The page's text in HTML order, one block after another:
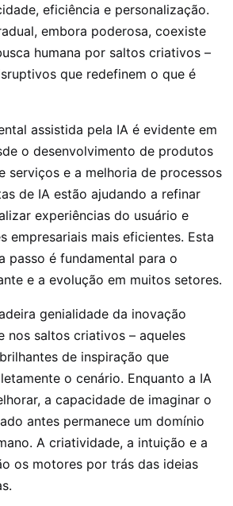
eficiência e personalização.
embora poderosa, coexiste
humana por saltos criativos –
que redefinem o que é
assistida pela IA é evidente em
o desenvolvimento de produtos
serviços e a melhoria de processos
de IA estão ajudando a refinar
experiências do usuário e
empresariais mais eficientes. Esta
passo é fundamental para o
e a evolução em muitos setores.
genialidade da inovação
nos saltos criativos – aqueles
de inspiração que
o cenário. Enquanto a IA
a capacidade de imaginar o
antes permanece um domínio
A criatividade, a intuição e a
os motores por trás das ideias